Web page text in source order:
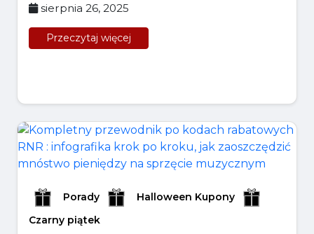
sierpnia 26, 2025
Przeczytaj więcej
Porady
Halloween Kupony
Czarny piątek